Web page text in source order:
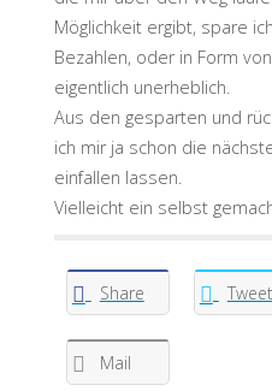
Möglichkeit ergibt, spare
Bezahlen, oder in Form
eigentlich unerheblich.
Aus den gesparten und
ich mir ja schon die
einfallen lassen.
Vielleicht ein selbst
Share Tweet
Mail